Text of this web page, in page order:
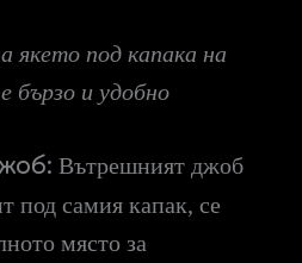
якето под капака на
бързо и удобно
Вътрешният джоб
под самия капак, се
място за